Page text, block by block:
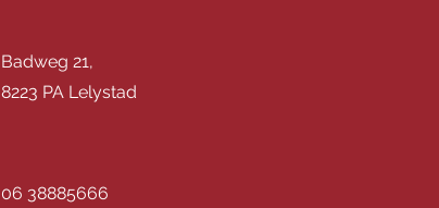
Badweg 21,
8223 PA Lelystad
06 38885666